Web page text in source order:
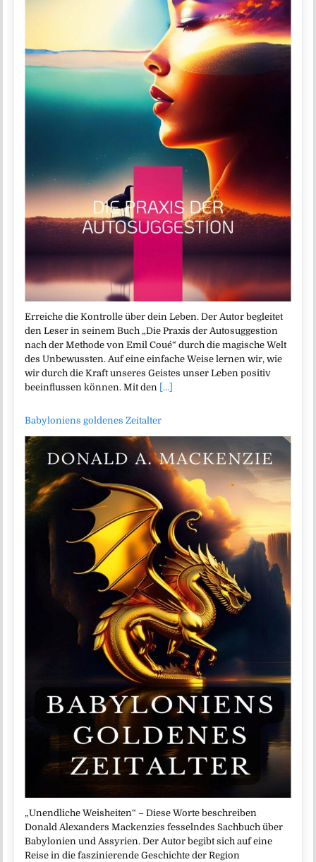
Erreiche die Kontrolle über dein Leben. Der Autor begleitet
den Leser in seinem Buch „Die Praxis der Autosuggestion
nach der Methode von Emil Coué“ durch die magische Welt
des Unbewussten. Auf eine einfache Weise lernen wir, wie
wir durch die Kraft unseres Geistes unser Leben positiv
beeinflussen können. Mit den [...]
Babyloniens goldenes Zeitalter
„Unendliche Weisheiten“ – Diese Worte beschreiben
Donald Alexanders Mackenzies fesselndes Sachbuch über
Babylonien und Assyrien. Der Autor begibt sich auf eine
Reise in die faszinierende Geschichte der Region